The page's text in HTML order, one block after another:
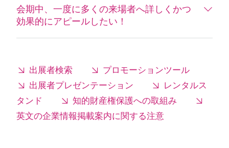
会期中、一度に多くの来場者へ詳しくかつ
効果的にアピールしたい！
出展者検索
プロモーションツール
出展者プレゼンテーション
レンタルス
タンド
知的財産権保護への取組み
英文の企業情報掲載案内に関する注意